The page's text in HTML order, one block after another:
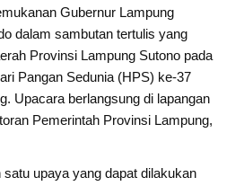
Gubernur Lampung
dalam sambutan tertulis yang
Provinsi Lampung Sutono pada
Pangan Sedunia (HPS) ke-37
Upacara berlangsung di lapangan
Pemerintah Provinsi Lampung,
upaya yang dapat dilakukan